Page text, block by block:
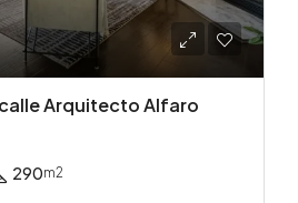
Arquitecto Alfaro
290m2